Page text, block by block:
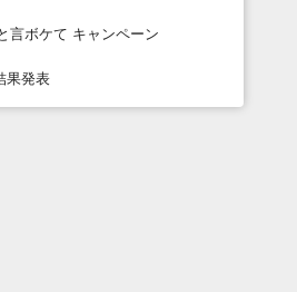
言ボケて キャンペーン
果発表